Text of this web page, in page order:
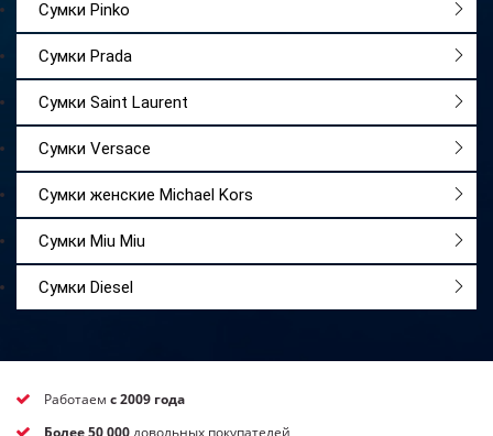
Сумки Pinko
Сумки Prada
Сумки Saint Laurent
Сумки Versace
Сумки женские Michael Kors
Сумки Miu Miu
Сумки Diesel
Работаем с 2009 года